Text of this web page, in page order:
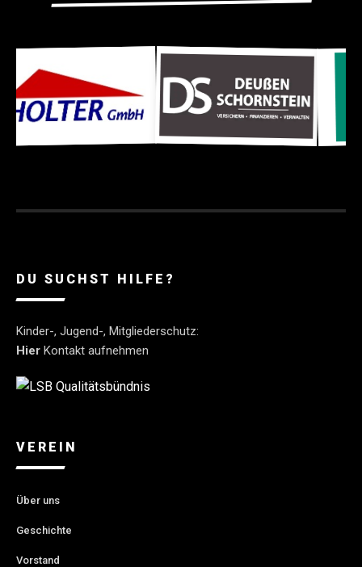
DU SUCHST HILFE?
Kinder-, Jugend-, Mitgliederschutz:
Hier Kontakt aufnehmen
VEREIN
Über uns
Geschichte
Vorstand